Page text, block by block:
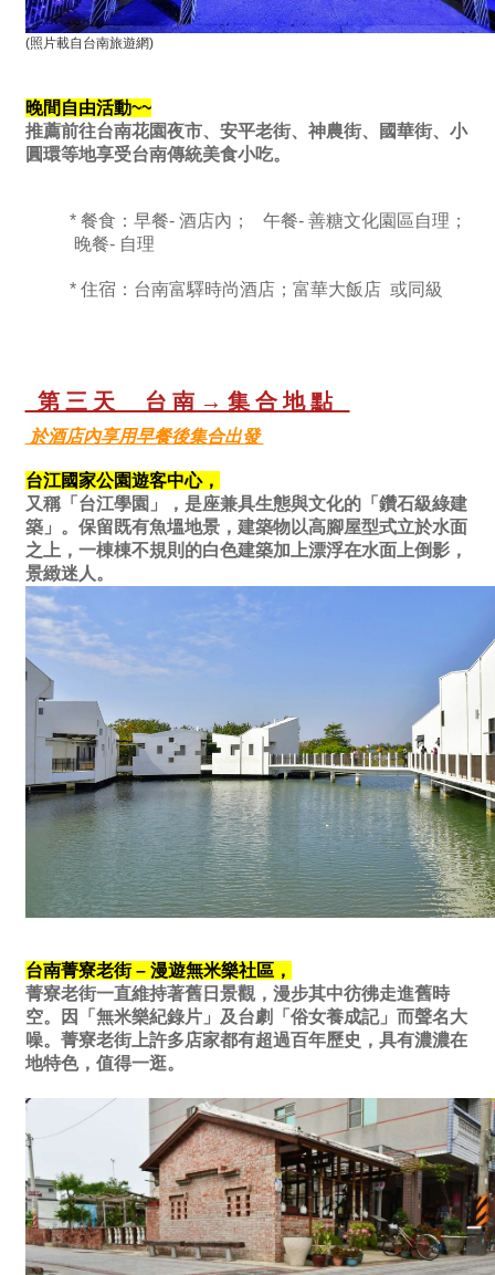
(照片載自台南旅遊網)
晚間自由活動~~
推薦前往台南花園夜市、安平老街、神農街、國華街、小
圓環等地享受台南傳統美食小吃。
* 餐食：早餐- 酒店內； 午餐- 善糖文化園區自理；
晚餐- 自理
* 住宿：台南富驛時尚酒店；富華大飯店 或同級
第三天 台南→集合地點
於酒店內享用早餐後集合出發
台江國家公園遊客中心，
又稱「台江學園」，是座兼具生態與文化的「鑽石級綠建
築」。保留既有魚塭地景，建築物以高腳屋型式立於水面
之上，一棟棟不規則的白色建築加上漂浮在水面上倒影，
景緻迷人。
台南菁寮老街 – 漫遊無米樂社區，
菁寮老街一直維持著舊日景觀，漫步其中彷彿走進舊時
空。因「無米樂紀錄片」及台劇「俗女養成記」而聲名大
噪。菁寮老街上許多店家都有超過百年歷史，具有濃濃在
地特色，值得一逛。